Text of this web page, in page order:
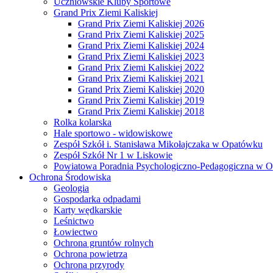
Grand Prix Ziemi Kaliskiej
Grand Prix Ziemi Kaliskiej 2026
Grand Prix Ziemi Kaliskiej 2025
Grand Prix Ziemi Kaliskiej 2024
Grand Prix Ziemi Kaliskiej 2023
Grand Prix Ziemi Kaliskiej 2022
Grand Prix Ziemi Kaliskiej 2021
Grand Prix Ziemi Kaliskiej 2020
Grand Prix Ziemi Kaliskiej 2019
Grand Prix Ziemi Kaliskiej 2018
Rolka kolarska
Hale sportowo - widowiskowe
Zespół Szkół i. Stanisława Mikołajczaka w Opatówku
Zespół Szkół Nr 1 w Liskowie
Powiatowa Poradnia Psychologiczno-Pedagogiczna w
Ochrona Środowiska
Geologia
Gospodarka odpadami
Karty wędkarskie
Leśnictwo
Łowiectwo
Ochrona gruntów rolnych
Ochrona powietrza
Ochrona przyrody